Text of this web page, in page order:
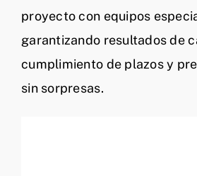
proyecto con equipos
garantizando resultados de
cumplimiento de plazos y
sin sorpresas.